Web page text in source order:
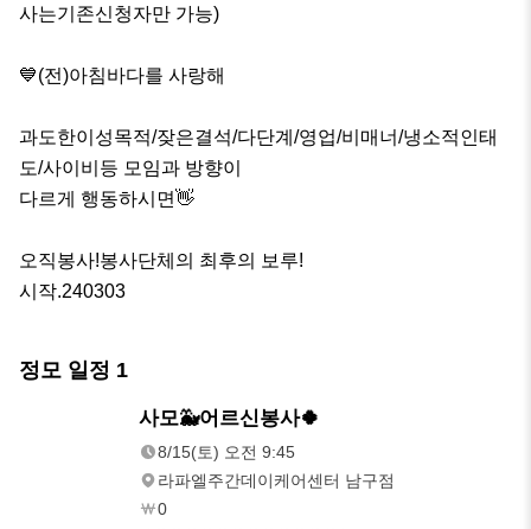
사는기존신청자만 가능)
💙(전)아침바다를 사랑해
과도한이성목적/잦은결석/다단계/영업/비매너/냉소적인태
도/사이비등 모임과 방향이
다르게 행동하시면👋
오직봉사!봉사단체의 최후의 보루!
시작.240303
정모 일정 1
사모🐳어르신봉사🍀
8/15(토) 오전 9:45
라파엘주간데이케어센터 남구점
0